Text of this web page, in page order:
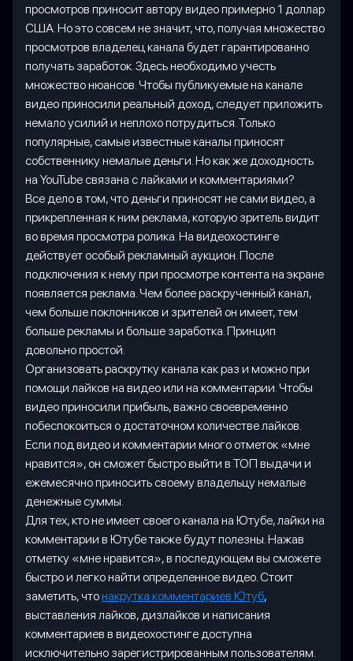
просмотров приносит автору видео примерно 1 доллар
США. Но это совсем не значит, что, получая множество
просмотров владелец канала будет гарантированно
получать заработок. Здесь необходимо учесть
множество нюансов. Чтобы публикуемые на канале
видео приносили реальный доход, следует приложить
немало усилий и неплохо потрудиться. Только
популярные, самые известные каналы приносят
собственнику немалые деньги. Но как же доходность
на YouTube связана с лайками и комментариями?
Все дело в том, что деньги приносят не сами видео, а
прикрепленная к ним реклама, которую зритель видит
во время просмотра ролика. На видеохостинге
действует особый рекламный аукцион. После
подключения к нему при просмотре контента на экране
появляется реклама. Чем более раскрученный канал,
чем больше поклонников и зрителей он имеет, тем
больше рекламы и больше заработка. Принцип
довольно простой.
Организовать раскрутку канала как раз и можно при
помощи лайков на видео или на комментарии. Чтобы
видео приносили прибыль, важно своевременно
побеспокоиться о достаточном количестве лайков.
Если под видео и комментарии много отметок «мне
нравится», он сможет быстро выйти в ТОП выдачи и
ежемесячно приносить своему владельцу немалые
денежные суммы.
Для тех, кто не имеет своего канала на Ютубе, лайки на
комментарии в Ютубе также будут полезны. Нажав
отметку «мне нравится», в последующем вы сможете
быстро и легко найти определенное видео. Стоит
заметить, что накрутка комментариев Ютуб,
выставления лайков, дизлайков и написания
комментариев в видеохостинге доступна
исключительно зарегистрированным пользователям.